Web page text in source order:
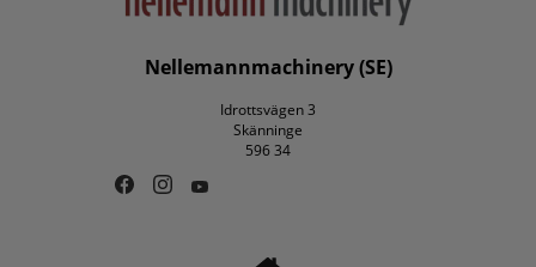
Nellemannmachinery (SE)
Idrottsvägen 3
Skänninge
596 34